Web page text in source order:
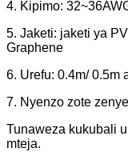
4. Kipimo:
5. Jaketi: jaketi ya
Graphene
6. Urefu: 0.4m/ 0.5m
7. Nyenzo zote
Tunaweza kukubali
mteja.